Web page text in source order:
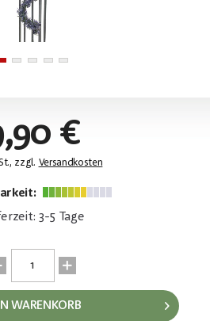
€
zzgl. Versandkosten
3-5 Tage
WARENKORB